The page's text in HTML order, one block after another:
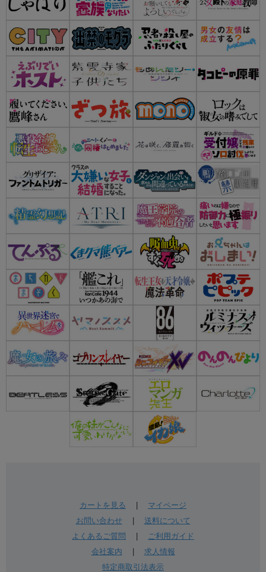
カートを見る
マイページ
お問い合わせ| 送料について
よくあるご質問
ご利用ガイド
会社案内
求人情報
特定商取引法表示